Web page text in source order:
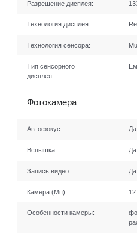
Разрешение дисплея:
Технология дисплея:
Технология сенсора:
Тип сенсорного
дисплея:
Фотокамера
Автофокус: Да
Вспышка:
Запись видео: Да
Камера (Мп): 12
Особенности камеры: